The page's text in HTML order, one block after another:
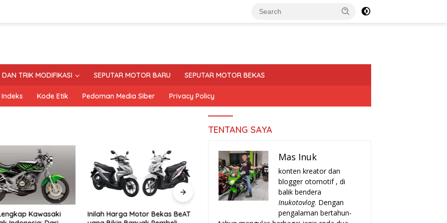
DAN TRIK MODIFIKASI SEPUTAR MOTOR BARU SEPUTAR MOTOR BEKAS
Indeks Kode Etik Pedoman Media Siber Privacy Policy
Kawasaki
Inilah Harga Motor Bekas BeAT
Tanda-Tanda Turun Mesin
Rekomendasi Motor Matic Irit
TENTANG SAYA
Mas Inuk
konten kreator dan
blogger otomotif , di
balik bendera
Inukotovlog. Dengan
pengalaman bertahun-